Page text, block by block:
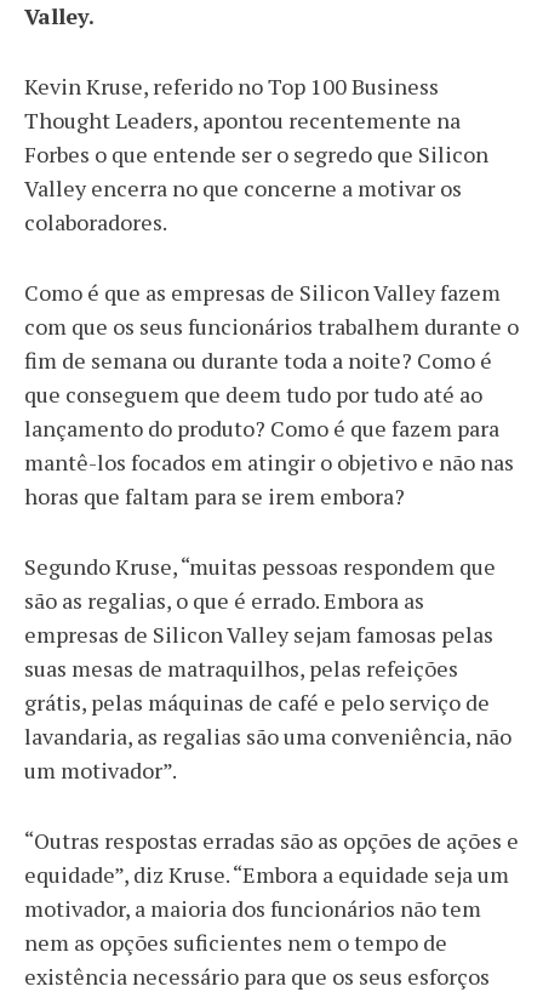
Valley.
Kevin Kruse, referido no Top 100 Business
Thought Leaders, apontou recentemente na
Forbes o que entende ser o segredo que Silicon
Valley encerra no que concerne a motivar os
colaboradores.
Como é que as empresas de Silicon Valley fazem
com que os seus funcionários trabalhem durante o
fim de semana ou durante toda a noite? Como é
que conseguem que deem tudo por tudo até ao
lançamento do produto? Como é que fazem para
mantê-los focados em atingir o objetivo e não nas
horas que faltam para se irem embora?
Segundo Kruse, “muitas pessoas respondem que
são as regalias, o que é errado. Embora as
empresas de Silicon Valley sejam famosas pelas
suas mesas de matraquilhos, pelas refeições
grátis, pelas máquinas de café e pelo serviço de
lavandaria, as regalias são uma conveniência, não
um motivador”.
“Outras respostas erradas são as opções de ações e
equidade”, diz Kruse. “Embora a equidade seja um
motivador, a maioria dos funcionários não tem
nem as opções suficientes nem o tempo de
existência necessário para que os seus esforços